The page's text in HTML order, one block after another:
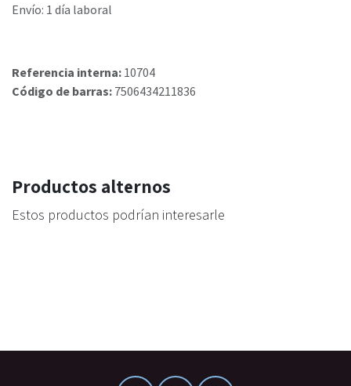
Envío: 1 día laboral
Referencia interna: 10704
Código de barras: 7506434211836
Productos alternos
Estos productos podrían interesarle